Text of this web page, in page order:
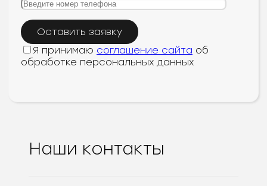
Я принимаю соглашение сайта об
обработке персональных данных
Наши контакты